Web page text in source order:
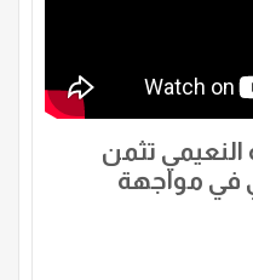
النعيمي تثمن
في مواجهة